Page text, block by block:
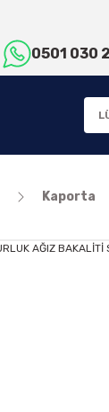
0501 030
Kaporta